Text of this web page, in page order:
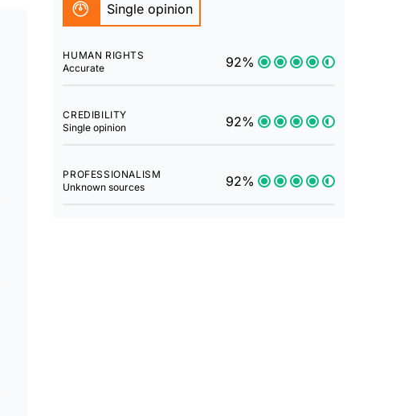
Single opinion
HUMAN RIGHTS
Accurate
92%
CREDIBILITY
Single opinion
92%
PROFESSIONALISM
Unknown sources
92%